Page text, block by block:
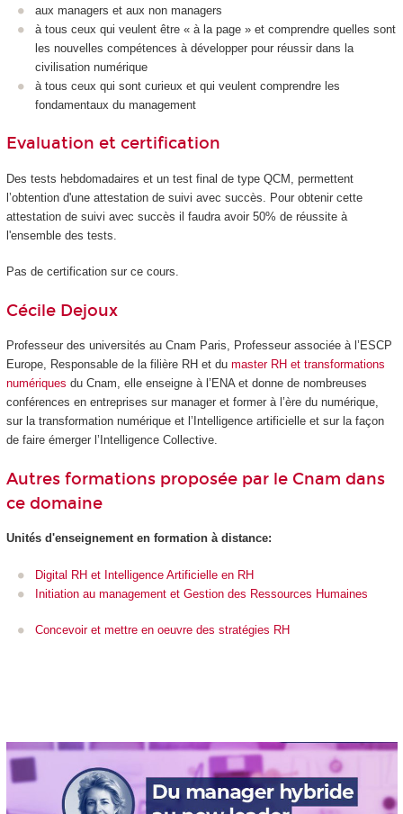
aux managers et aux non managers
à tous ceux qui veulent être « à la page » et comprendre quelles sont
les nouvelles compétences à développer pour réussir dans la
civilisation numérique
à tous ceux qui sont curieux et qui veulent comprendre les
fondamentaux du management
Evaluation et certification
Des tests hebdomadaires et un test final de type QCM, permettent
l’obtention d'une attestation de suivi avec succès. Pour obtenir cette
attestation de suivi avec succès il faudra avoir 50% de réussite à
l'ensemble des tests.
Pas de certification sur ce cours.
Cécile Dejoux
Professeur des universités au Cnam Paris, Professeur associée à l’ESCP
Europe, Responsable de la filière RH et du master RH et transformations
numériques du Cnam, elle enseigne à l’ENA et donne de nombreuses
conférences en entreprises sur manager et former à l’ère du numérique,
sur la transformation numérique et l’Intelligence artificielle et sur la façon
de faire émerger l’Intelligence Collective.
Autres formations proposée par le Cnam dans
ce domaine
Unités d'enseignementen formation à distance:
Digital RH et Intelligence Artificielle en RH
Initiation au management et Gestion des Ressources Humaines
Concevoir et mettre en oeuvre des stratégies RH